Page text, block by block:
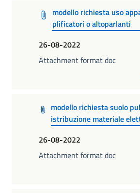
modello richiesta uso
plificatori o altoparlanti
26-08-2022
Attachment format doc
modello richiesta suolo
istribuzione materiale
26-08-2022
Attachment format doc